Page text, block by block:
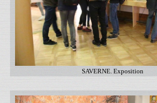
SAVERNE. Exposition